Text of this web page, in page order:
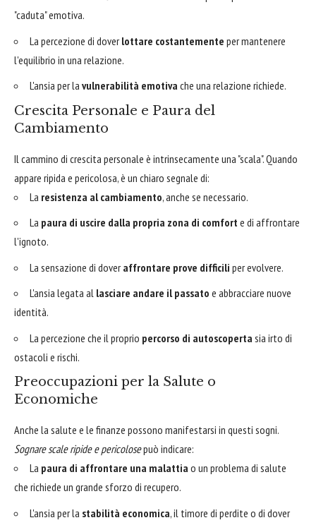
"caduta" emotiva.
La percezione di doverlottare costantemente per mantenere
l'equilibrio in una relazione.
L'ansia per la vulnerabilità emotiva che una relazione richiede.
Crescita Personale e Paura del
Cambiamento
Il cammino di crescita personale è intrinsecamente una "scala". Quando
appare ripida e pericolosa, è un chiaro segnale di:
La resistenza al cambiamento, anche se necessario.
La paura di uscire dalla propria zona di comfort e di affrontare
l'ignoto.
La sensazione di doveraffrontare prove difficili per evolvere.
L'ansia legata al lasciare andare il passato e abbracciare nuove
identità.
La percezione che il proprio percorso di autoscoperta sia irto di
ostacoli e rischi.
Preoccupazioni per la Salute o
Economiche
Anche la salute e le finanze possono manifestarsi in questi sogni.
Sognare scale ripide e pericolosepuò indicare:
La paura di affrontare una malattia o un problema di salute
che richiede un grande sforzo di recupero.
L'ansia per la stabilità economica, il timore di perdite o di dover